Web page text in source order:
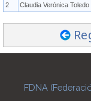
2 Claudia Verónica Toledo
FDNA